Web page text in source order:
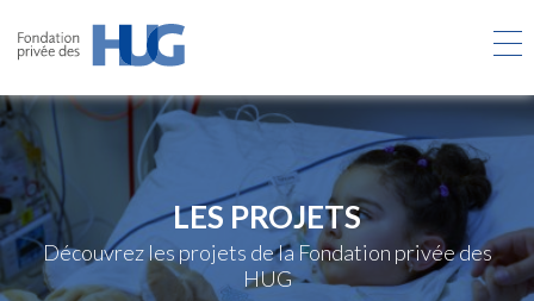
contenu
LES PROJETS
Découvrez les projets de la Fondation privée des
HUG